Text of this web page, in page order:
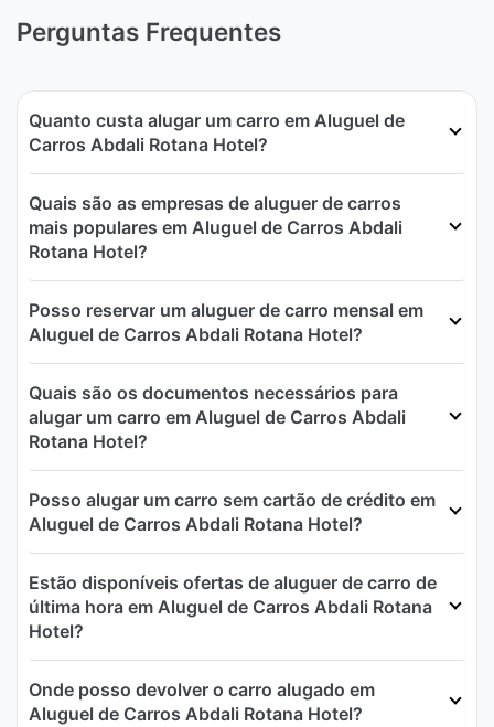
Perguntas Frequentes
Quanto custa alugar um carro em Aluguel de
Carros Abdali Rotana Hotel?
Quais são as empresas de aluguer de carros
mais populares em Aluguel de Carros Abdali
Rotana Hotel?
Posso reservar um aluguer de carro mensal em
Aluguel de Carros Abdali Rotana Hotel?
Quais são os documentos necessários para
alugar um carro em Aluguel de Carros Abdali
Rotana Hotel?
Posso alugar um carro sem cartão de crédito em
Aluguel de Carros Abdali Rotana Hotel?
Estão disponíveis ofertas de aluguer de carro de
última hora em Aluguel de Carros Abdali Rotana
Hotel?
Onde posso devolver o carro alugado em
Aluguel de Carros Abdali Rotana Hotel?